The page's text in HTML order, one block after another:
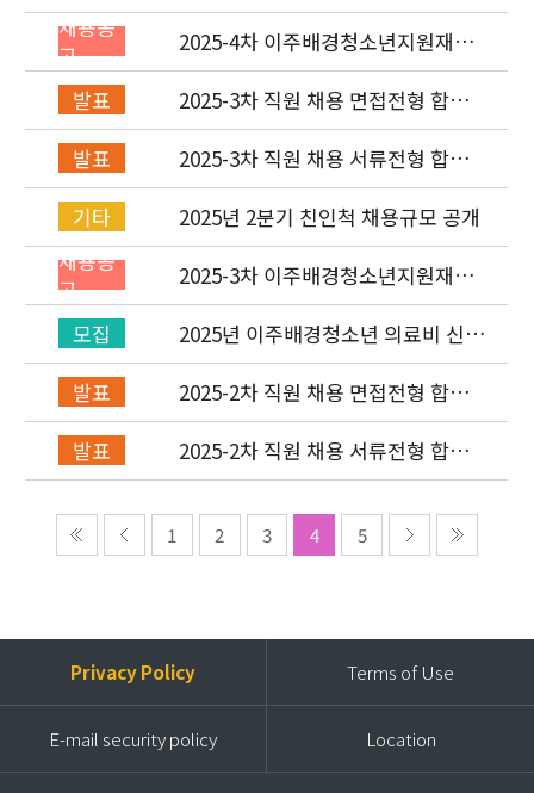
자 발표 및 면접전형 안내
채용공
고
2025-4차 이주배경청소년지원재단
직원(사업운영부) 채용공고 (~8/4)
발표
2025-3차 직원 채용 면접전형 합격
자 발표 및 적격심사 안내
발표
2025-3차 직원 채용 서류전형 합격
자 발표 및 면접전형 안내
기타
2025년 2분기 친인척 채용규모 공개
채용공
고
2025-3차 이주배경청소년지원재단
직원(기획운영실/회계) 채용공고
(~7/6)
모집
2025년 이주배경청소년 의료비 신청
(2차) 안내
발표
2025-2차 직원 채용 면접전형 합격
자 발표 및 적격심사 안내
발표
2025-2차 직원 채용 서류전형 합격
자 발표 및 면접전형 안내
1 2 3 4 5
Privacy Policy Terms of Use
E-mail security policy Location